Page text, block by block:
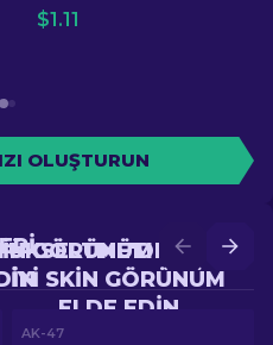
$1.11
OLUŞTURUN
DAHA
IYI SKIN GÖRÜNÜM
ELDE EDIN
GÖRÜNÜM ELDE
AK-47